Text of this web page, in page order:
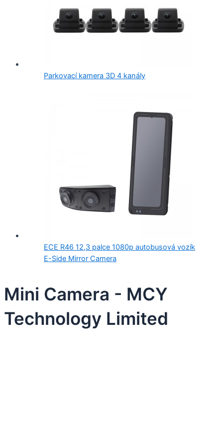
Parkovací kamera 3D 4 kanály
ECE R46 12,3 palce 1080p autobusová vozík
E-Side Mirror Camera
Mini Camera - MCY
Technology Limited